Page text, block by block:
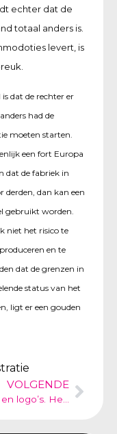
echter dat de
totaal anders is.
levert, is
dat de rechter er
had de
moeten starten.
een fort Europa
dat de fabriek in
dan kan een
gebruikt worden.
niet het risico te
en te
dat de grenzen in
status van het
ligt er een gouden
VOLGENDE